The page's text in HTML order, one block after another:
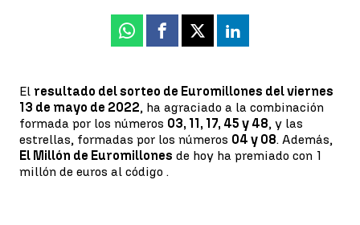
Whatsapp
Facebook
X Linkedin
El resultado del sorteo de Euromillones del viernes
13 de mayo de 2022, ha agraciado a la combinación
formada por los números 03, 11, 17, 45 y 48, y las
estrellas, formadas por los números 04 y 08. Además,
El Millón de Euromillones de hoy ha premiado con 1
millón de euros al código .